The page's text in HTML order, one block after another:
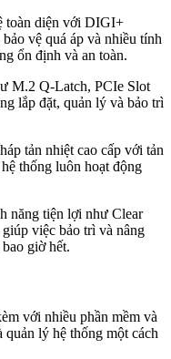
toàn diện với DIGI+
vệ quá áp và nhiều tính
ổn định và an toàn.
M.2 Q-Latch, PCIe Slot
lắp đặt, quản lý và bảo trì
tản nhiệt cao cấp với tản
thống luôn hoạt động
năng tiện lợi như Clear
việc bảo trì và nâng
giờ hết.
với nhiều phần mềm và
lý hệ thống một cách